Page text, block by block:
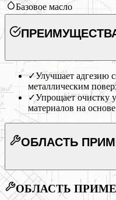
Базовое масло
✓Улучшает адгезию
металлическим
✓Упрощает очистку
материалов на
ОБЛАСТЬ
ОБЛАСТЬ